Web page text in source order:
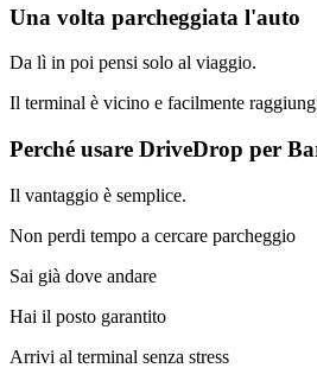
Una volta parcheggiata l'auto
Da lì in poi pensi solo al viaggio.
Il terminal è vicino e facilmente
Perché usare DriveDrop per
Il vantaggio è semplice.
Non perdi tempo a cercare parcheggio
Sai già dove andare
Hai il posto garantito
Arrivi al terminal senza stress